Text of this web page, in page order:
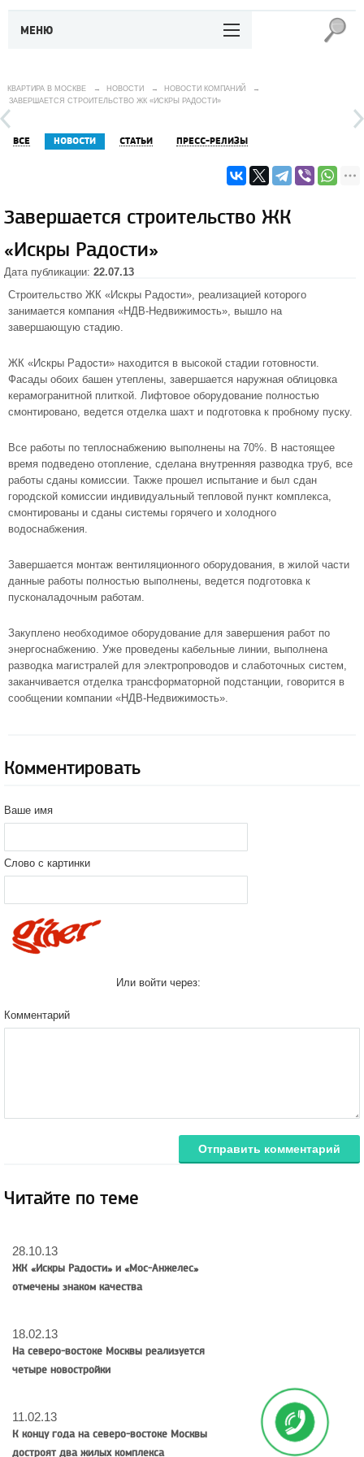
МЕНЮ
КВАРТИРА В МОСКВЕ → НОВОСТИ → НОВОСТИ КОМПАНИЙ
→
ЗАВЕРШАЕТСЯ СТРОИТЕЛЬСТВО ЖК «ИСКРЫ РАДОСТИ»
ВСЕ НОВОСТИ СТАТЬИ ПРЕСС-РЕЛИЗЫ
Завершается строительство ЖК
«Искры Радости»
Дата публикации: 22.07.13
Строительство ЖК «Искры Радости», реализацией которого
занимается компания «НДВ-Недвижимость», вышло на
завершающую стадию.
ЖК «Искры Радости» находится в высокой стадии готовности.
Фасады обоих башен утеплены, завершается наружная облицовка
керамогранитной плиткой. Лифтовое оборудование полностью
смонтировано, ведется отделка шахт и подготовка к пробному пуску.
Все работы по теплоснабжению выполнены на 70%. В настоящее
время подведено отопление, сделана внутренняя разводка труб, все
работы сданы комиссии. Также прошел испытание и был сдан
городской комиссии индивидуальный тепловой пункт комплекса,
смонтированы и сданы системы горячего и холодного
водоснабжения.
Завершается монтаж вентиляционного оборудования, в жилой части
данные работы полностью выполнены, ведется подготовка к
пусконаладочным работам.
Закуплено необходимое оборудование для завершения работ по
энергоснабжению. Уже проведены кабельные линии, выполнена
разводка магистралей для электропроводов и слаботочных систем,
заканчивается отделка трансформаторной подстанции, говорится в
сообщении компании «НДВ-Недвижимость».
Комментировать
Ваше имя
Слово с картинки
Или войти через:
Комментарий
Отправить комментарий
Читайте по теме
28.10.13
ЖК «Искры Радости» и «Мос-Анжелес»
отмечены знаком качества
18.02.13
На северо-востоке Москвы реализуется
четыре новостройки
11.02.13
К концу года на северо-востоке Москвы
достроят два жилых комплекса